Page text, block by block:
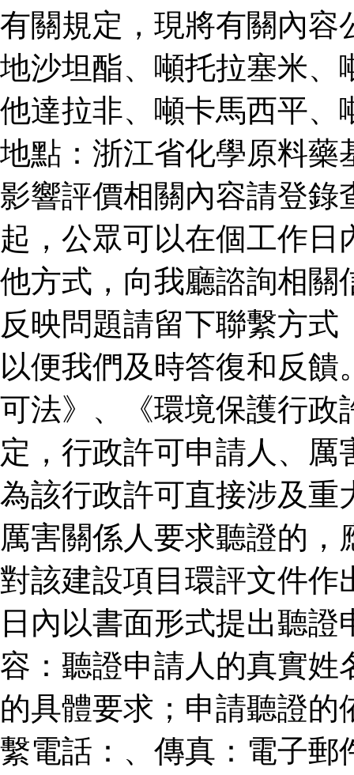
有關規定，現將有關內容
地沙坦酯、噸托拉塞米、
他達拉非、噸卡馬西平、
地點：浙江省化學原料藥
影響評價相關內容請登錄
起，公眾可以在個工作
他方式，向我廳諮詢相關
反映問題請留下聯繫方
以便我們及時答復和反
可法》、《環境保護行政
定，行政許可申請人、
為該行政許可直接涉及重
厲害關係人要求聽證的
對該建設項目環評文件作
日內以書面形式提出聽
容：聽證申請人的真實姓
的具體要求；申請聽證
繫電話：、傳真：電子郵